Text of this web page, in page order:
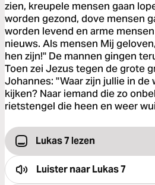
zien, kreupele mensen gaan
worden gezond, dove mensen
worden levend en arme
nieuws. Als mensen Mij
hen zijn!" De mannen gingen
Toen zei Jezus tegen de grote
Johannes: "Waar zijn jullie in de
kijken? Naar iemand die zo
rietstengel die heen en weer
Lukas 7 lezen
Luister naarLukas 7